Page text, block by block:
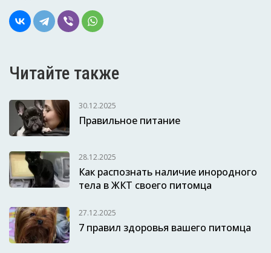
Читайте также
30.12.2025
Правильное питание
28.12.2025
Как распознать наличие инородного
тела в ЖКТ своего питомца
27.12.2025
7 правил здоровья вашего питомца